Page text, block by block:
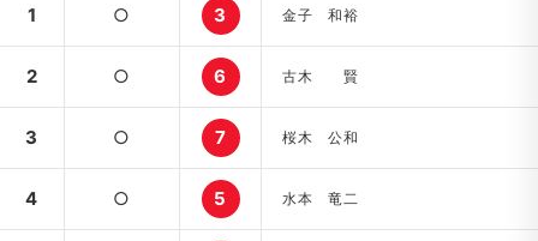
1 ○ 3 金子 和裕
2 ○ 6 古木 賢
3 ○ 7 桜木 公和
4 ○ 5 水本 竜二